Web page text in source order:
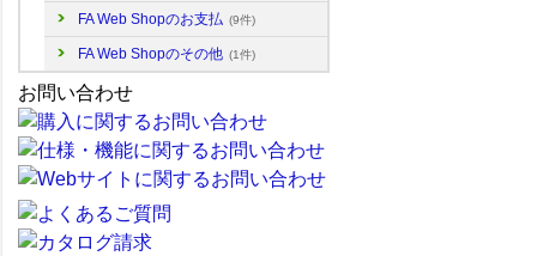
FA Web Shopのお支払 (9件)
FA Web Shopのその他 (1件)
お問い合わせ